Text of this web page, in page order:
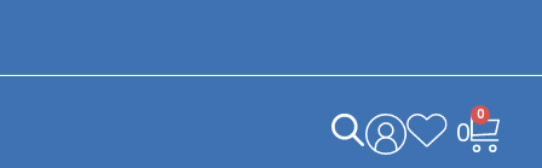
0
0